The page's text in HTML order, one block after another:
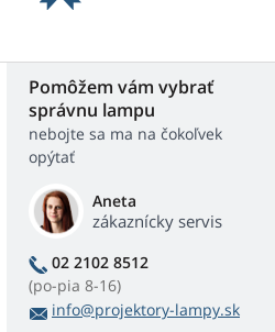
Pomôžem vám vybrať
správnu lampu
nebojte sa ma na čokoľvek
opýtať
Aneta
zákaznícky servis
02 2102 8512
(po-pia 8-16)
info@projektory-lampy.sk